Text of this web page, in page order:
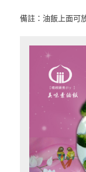
備註：油飯上面可